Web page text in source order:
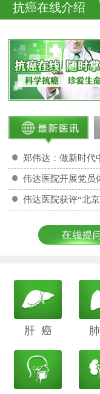
抗癌在线介绍
郑伟达：做新时代
伟达医院开展党员
伟达医院获评“北
肝 癌 阴道癌